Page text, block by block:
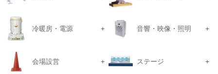
冷暖房・電源 音響・映像・照明
会場設営 ステージ